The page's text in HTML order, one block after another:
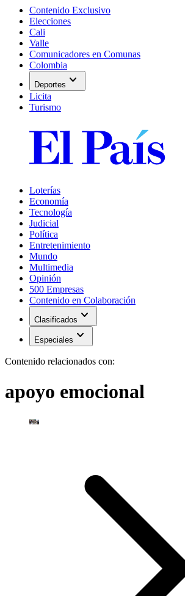
Contenido Exclusivo
Elecciones
Cali
Valle
Comunicadores en Comunas
Colombia
Deportes expand_more
Licita
Turismo
Loterías
Economía
Tecnología
Judicial
Política
Entretenimiento
Mundo
Multimedia
Opinión
500 Empresas
Contenido en Colaboración
Clasificados expand_more
Especiales expand_more
Contenido relacionados con:
apoyo emocional